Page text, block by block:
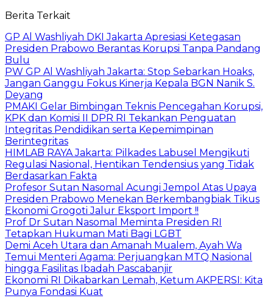
Berita Terkait
GP Al Washliyah DKI Jakarta Apresiasi Ketegasan
Presiden Prabowo Berantas Korupsi Tanpa Pandang
Bulu
PW GP Al Washliyah Jakarta: Stop Sebarkan Hoaks,
Jangan Ganggu Fokus Kinerja Kepala BGN Nanik S.
Deyang
PMAKI Gelar Bimbingan Teknis Pencegahan Korupsi,
KPK dan Komisi II DPR RI Tekankan Penguatan
Integritas Pendidikan serta Kepemimpinan
Berintegritas
HIMLAB RAYA Jakarta: Pilkades Labusel Mengikuti
Regulasi Nasional, Hentikan Tendensius yang Tidak
Berdasarkan Fakta
Profesor Sutan Nasomal Acungi Jempol Atas Upaya
Presiden Prabowo Menekan Berkembangbiak Tikus
Ekonomi Grogoti Jalur Eksport Import !!
Prof Dr Sutan Nasomal Meminta Presiden RI
Tetapkan Hukuman Mati Bagi LGBT
Demi Aceh Utara dan Amanah Mualem, Ayah Wa
Temui Menteri Agama: Perjuangkan MTQ Nasional
hingga Fasilitas Ibadah Pascabanjir
Ekonomi RI Dikabarkan Lemah, Ketum AKPERSI: Kita
Punya Fondasi Kuat